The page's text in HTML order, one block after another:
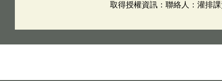
取得授權資訊：聯絡人：灌排